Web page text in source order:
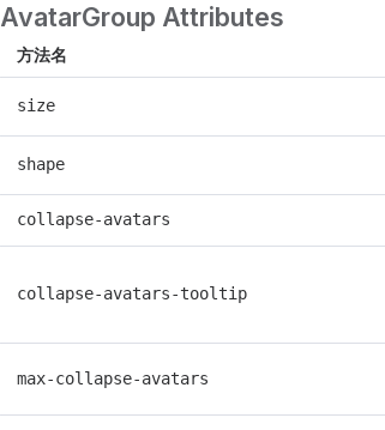
AvatarGroup Attributes
方法名
size
shape
collapse-avatars
collapse-avatars-tooltip
max-collapse-avatars